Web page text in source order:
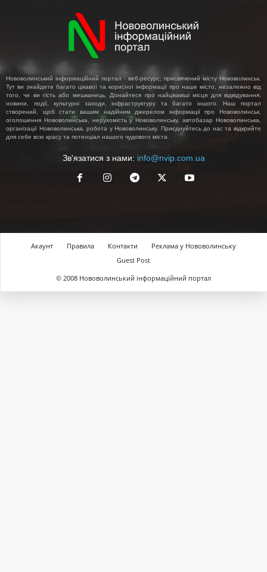
Нововолинський інформаційний портал - веб-ресурс, присвячений місту Нововолинськ.
Тут ви знайдете багато цікавої та корисної інформації про наше місто, незалежно від
того, чи ви гість або мешканець. Дізнайтеся про найцікавіші місця для відвідування,
новини, події, культурні заходи, інфраструктуру та багато іншого. Наш портал
створений, щоб стати вашим надійним джерелом інформації про Нововолинськ,
оголошення Нововолинська, нерухомість у Нововолинську, автобазар Нововолинська,
організації Нововолинська, робота у Нововолинську. Приєднуйтесь до нас та відкрийте
для себе всю красу та потенціал нашого чудового міста.
Зв'язатися з нами: info@nvip.com.ua
Акаунт Правила Контакти
Реклама у Нововолинську
Guest Post
© 2008 Нововолинський інформаційний портал